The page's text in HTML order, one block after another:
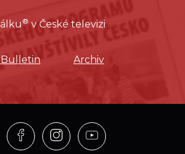
®v České televizi
Archiv
Profil
na
Profil
na
Profil
na